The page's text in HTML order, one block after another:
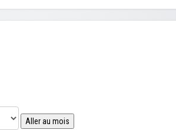
Aller au mois